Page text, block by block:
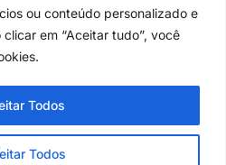
ou conteúdo personalizado e
em “Aceitar tudo”, você
Todos
Todos
os direitos reservados
36